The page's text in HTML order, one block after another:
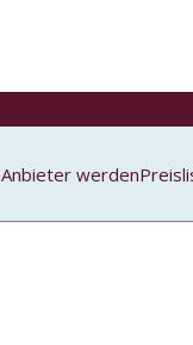
Anbieter werden